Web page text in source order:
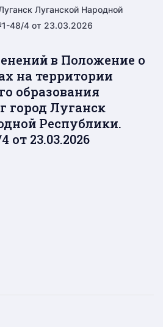
Луганской Народной
48/4 от 23.03.2026
в Положение о
на территории
образования
город Луганск
Республики.
23.03.2026